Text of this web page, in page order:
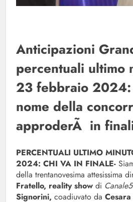
Anticipazioni
percentuali ultimo
23 febbraio
nome della
approderÃ in
PERCENTUALI ULTIMO
2024: CHI VA IN FINALE-
della trentanovesima attesissima
Fratello, reality show di Canale5
Signorini, coadiuvato da